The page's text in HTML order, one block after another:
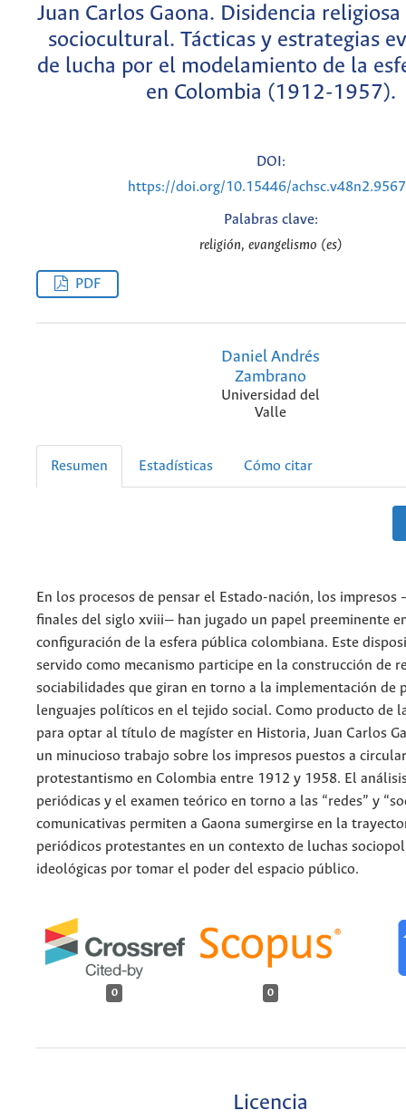
Juan Carlos Gaona. Disidencia
sociocultural. Tácticas y estrategias
de lucha por el modelamiento de la
en Colombia (1912-1957).
DOI:
https://doi.org/10.15446/
Palabras clave:
religión, evangelismo (es)
PDF
Daniel Andrés
Zambrano
Universidad del
Valle
Resumen Estadísticas Cómo citar
En los procesos de pensar el Estado-nación, los impresos
finales del siglo xviii— han jugado un papel preeminente
configuración de la esfera pública colombiana. Este
servido como mecanismo participe en la construcción de
sociabilidades que giran en torno a la implementación de
lenguajes políticos en el tejido social. Como producto de
para optar al título de magíster en Historia, Juan Carlos
un minucioso trabajo sobre los impresos puestos a
protestantismo en Colombia entre 1912 y 1958. El
periódicas y el examen teórico en torno a las “redes” y
comunicativas permiten a Gaona sumergirse en la
periódicos protestantes en un contexto de luchas
ideológicas por tomar el poder del espacio público.
0 0
Licencia